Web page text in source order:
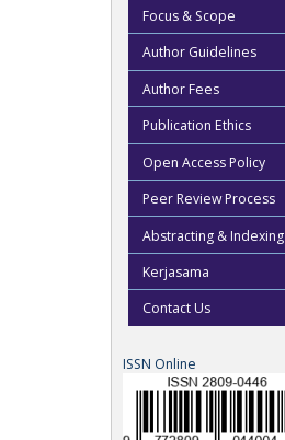
Focus & Scope
Author Guidelines
Author Fees
Publication Ethics
Open Access Policy
Peer Review Process
Abstracting & Indexing
Kerjasama
Contact Us
ISSN Online